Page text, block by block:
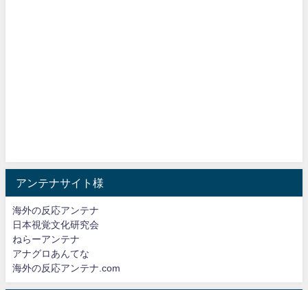
アンテナサイト様
海外の反応アンテナ
日本視覚文化研究会
ねらーアンテナ
アナグロあんてな
海外の反応アンテナ.com